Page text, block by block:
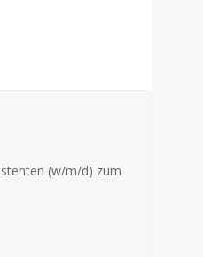
(w/m/d) zum